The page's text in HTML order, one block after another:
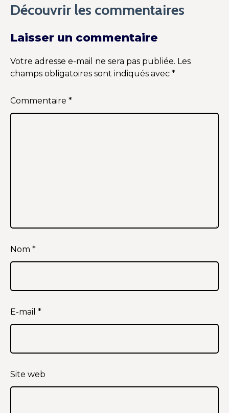
Découvrir les commentaires
Laisser un commentaire
Votre adresse e-mail ne sera pas publiée. Les
champs obligatoires sont indiqués avec *
Commentaire *
Nom *
E-mail *
Site web